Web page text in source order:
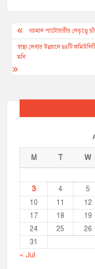
e
o
k
s
n
e
t
A
p
i
y
i
n
k
Post
navigation
ওচমান পাটোয়ারীর নেতৃত্বে
স্বাস্থ‌্য সেবার উন্নয়‌নে ৪৪‌টি
ম‌নি
M T W
3 4 5
10
11 12
17
18 19
24
25 26
31
« Jul